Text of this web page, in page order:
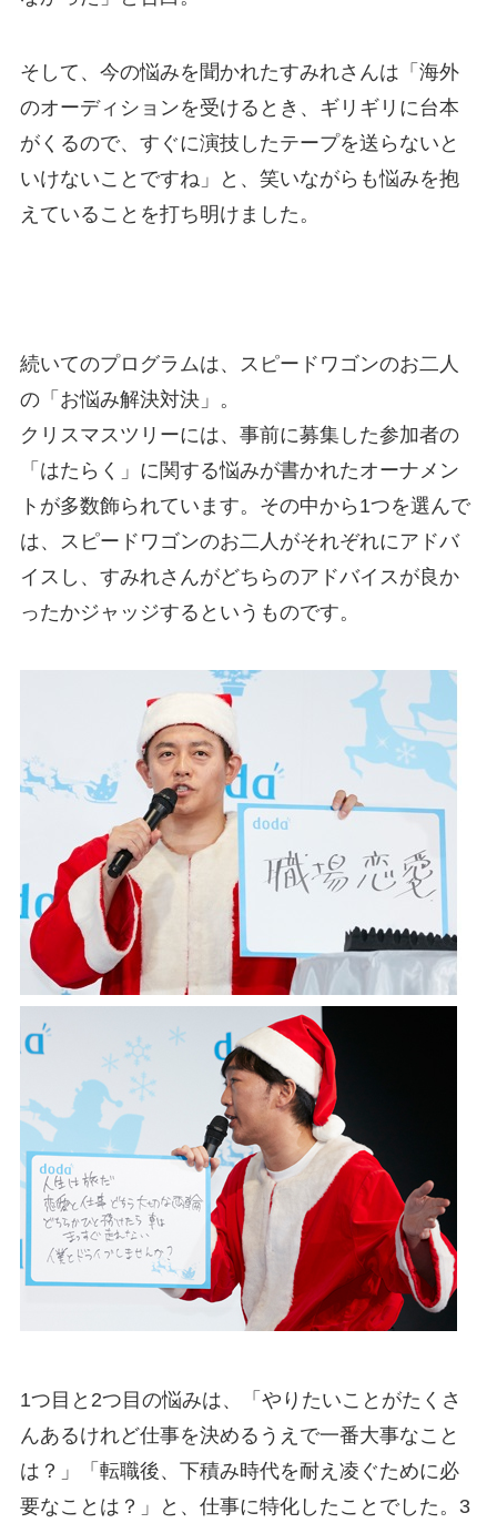
そして、今の悩みを聞かれたすみれさんは「海外
のオーディションを受けるとき、ギリギリに台本
がくるので、すぐに演技したテープを送らないと
いけないことですね」と、笑いながらも悩みを抱
えていることを打ち明けました。
続いてのプログラムは、スピードワゴンのお二人
の「お悩み解決対決」。
クリスマスツリーには、事前に募集した参加者の
「はたらく」に関する悩みが書かれたオーナメン
トが多数飾られています。その中から1つを選んで
は、スピードワゴンのお二人がそれぞれにアドバ
イスし、すみれさんがどちらのアドバイスが良か
ったかジャッジするというものです。
1つ目と2つ目の悩みは、「やりたいことがたくさ
んあるけれど仕事を決めるうえで一番大事なこと
は？」「転職後、下積み時代を耐え凌ぐために必
要なことは？」と、仕事に特化したことでした。3